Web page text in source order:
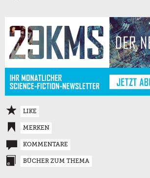
LIKE
MERKEN
KOMMENTARE
BÜCHER ZUM THEMA